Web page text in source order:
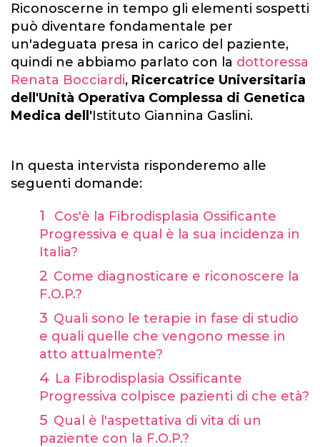
Riconoscerne in tempo gli elementi sospetti
può diventare fondamentale per
un'adeguata presa in carico del paziente,
quindi ne abbiamo parlato con la dottoressa
Renata Bocciardi, Ricercatrice Universitaria
dell'Unità Operativa Complessa di Genetica
Medica dell'Istituto Giannina Gaslini.
In questa intervista risponderemo alle
seguenti domande:
Cos'è la Fibrodisplasia Ossificante
Progressiva e qual è la sua incidenza in
Italia?
Come diagnosticare e riconoscere la
F.O.P.?
Quali sono le terapie in fase di studio
e quali quelle che vengono messe in
atto attualmente?
La Fibrodisplasia Ossificante
Progressiva colpisce pazienti di che età?
Qual è l'aspettativa di vita di un
paziente con la F.O.P.?